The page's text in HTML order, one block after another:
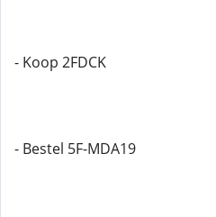
- Koop 2FDCK
- Bestel 5F-MDA19